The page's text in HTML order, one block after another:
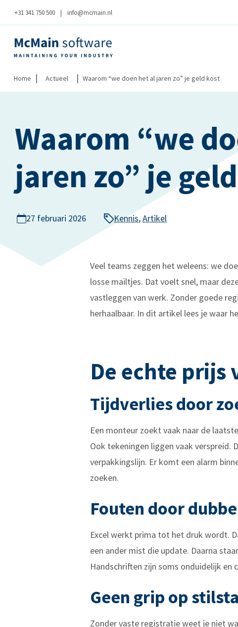
+31 341 750 500 | info@mcmain.nl
Home | Actueel | Waarom “we doen het al jaren zo” je geld kost
Waarom “we
jaren zo” je
27 februari 2026 Kennis,Artikel
Veel teams zeggen het weleens: we
losse mailtjes. Dat voelt snel, maar
vastleggen van werk. Zonder goede
herhaalbaar. In dit artikel lees je waar
De echte prijs
Tijdverlies door
Een monteur zoekt vaak naar de
Ook tekeningen liggen vaak
verpakkingslijn. Er komt een alarm
zoeken.
Fouten door
Excel werkt prima tot het druk wordt.
een ander mist die update. Daarna
Handschriften zijn soms onduidelijk en
Geen grip op
Zonder vaste registratie weet je niet